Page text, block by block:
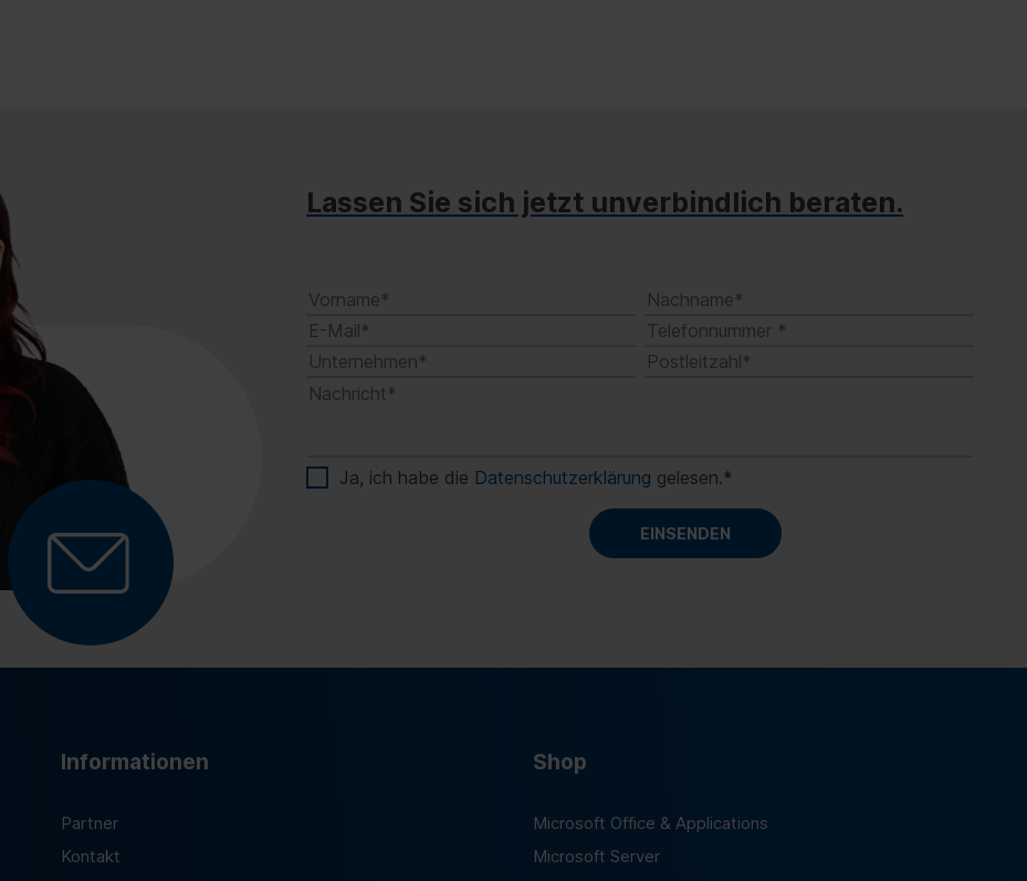
Lassen Sie sich jetzt unverbindlich beraten.
Ja, ich habe die Datenschutzerklärung gelesen.*
Informationen
Partner
Kontakt
Shop
Microsoft Office & Applications
Microsoft Server